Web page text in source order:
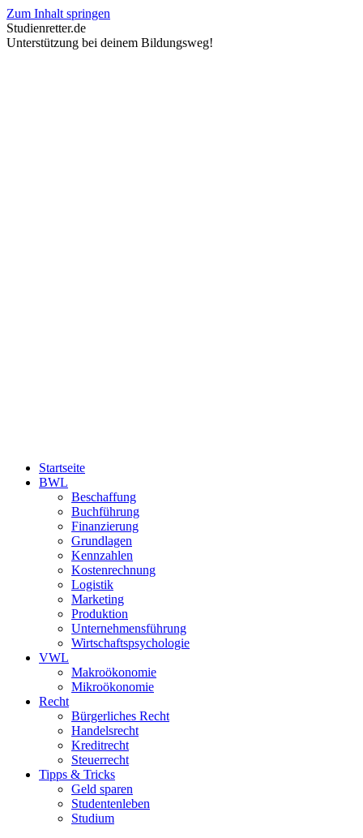
Zum Inhalt springen
Studienretter.de
Unterstützung bei deinem Bildungsweg!
Startseite
BWL
Beschaffung
Buchführung
Finanzierung
Grundlagen
Kennzahlen
Kostenrechnung
Logistik
Marketing
Produktion
Unternehmensführung
Wirtschaftspsychologie
VWL
Makroökonomie
Mikroökonomie
Recht
Bürgerliches Recht
Handelsrecht
Kreditrecht
Steuerrecht
Tipps & Tricks
Geld sparen
Studentenleben
Studium